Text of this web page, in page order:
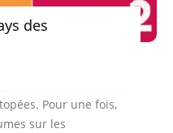
des
Pour une fois,
sur les